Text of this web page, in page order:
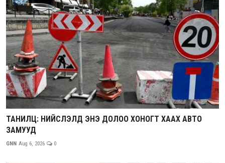
ТАНИЛЦ: НИЙСЛЭЛД ЭНЭ ДОЛОО ХОНОГТ ХААХ АВТО
ЗАМУУД
GNN Aug 6, 2026 0